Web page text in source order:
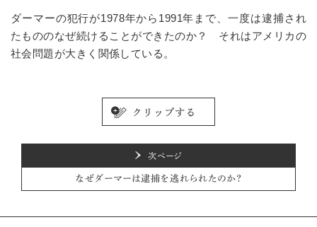
ダーマーの犯行が1978年から1991年まで、一度は逮捕され
たもののなぜ続けることができたのか？ それはアメリカの
社会問題が大きく関係している。
次ページ
なぜダーマーは逮捕を逃れられたのか？